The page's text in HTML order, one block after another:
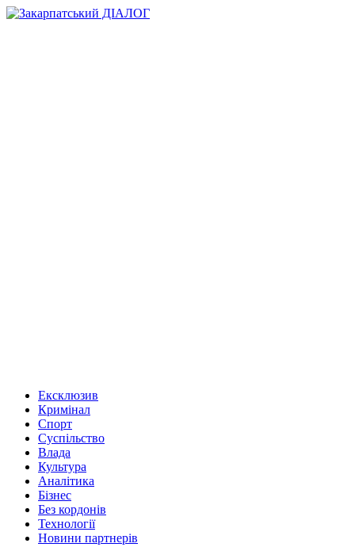
Ексклюзив
Кримінал
Спорт
Суспільство
Влада
Культура
Аналітика
Бізнес
Без кордонів
Технології
Новини партнерів